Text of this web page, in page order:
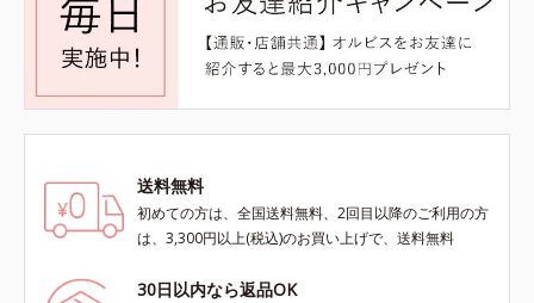
送料無料
初めての方は、全国送料無料、2回目以降のご利用の方
は、3,300円以上(税込)のお買い上げで、送料無料
30日以内なら返品OK